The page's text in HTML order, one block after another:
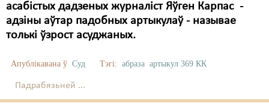
асабістых дадзеных журналіст Яўген Карпас -
адзіны аўтар падобных артыкулаў - называе
толькі ўзрост асуджаных.
Апублікавана ў Суд Тэгі: абраза артыкул 369 КК
Падрабязьней ...
Пэнітэнцыярная сыстэма
Распальваньне варожасьці
Рознае
Свабода слова